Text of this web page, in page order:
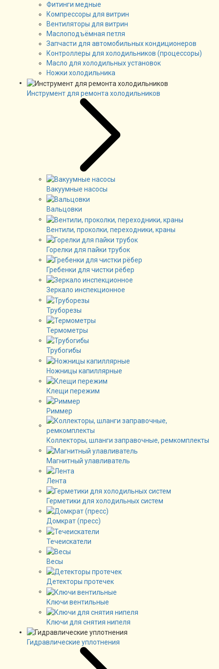
Фитинги медные
Компрессоры для витрин
Вентиляторы для витрин
Маслоподъёмная петля
Запчасти для автомобильных кондиционеров
Контроллеры для холодильников (процессоры)
Масло для холодильных установок
Ножки холодильника
Инструмент для ремонта холодильников
Вакуумные насосы
Вальцовки
Вентили, проколки, переходники, краны
Горелки для пайки трубок
Гребенки для чистки рёбер
Зеркало инспекционное
Труборезы
Термометры
Трубогибы
Ножницы капиллярные
Клещи пережим
Риммер
Коллекторы, шланги заправочные, ремкомплекты
Магнитный улавливатель
Лента
Герметики для холодильных систем
Домкрат (пресс)
Течеискатели
Весы
Детекторы протечек
Ключи вентильные
Ключи для снятия нипеля
Гидравлические уплотнения